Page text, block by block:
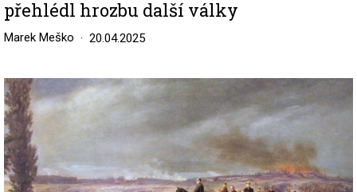
přehlédl hrozbu další války
Marek Meško 20.04.2025
Image